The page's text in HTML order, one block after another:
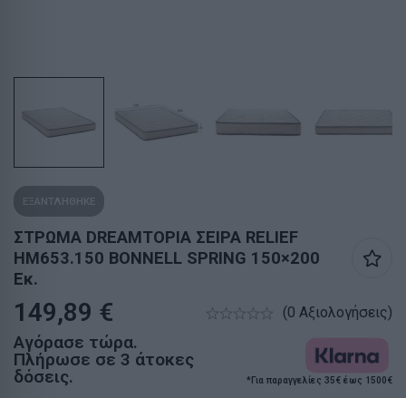
ΕΞΑΝΤΛΗΘΗΚΕ
ΣΤΡΩΜΑ DREAMTOPIA ΣΕΙΡΑ RELIEF
HM653.150 BONNELL SPRING 150×200
Εκ.
149,89 € (0 Αξιολογήσεις)
Αγόρασε τώρα.
Πλήρωσε σε 3 άτοκες
δόσεις.
*Για παραγγελίες 35€ έως 1500€